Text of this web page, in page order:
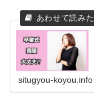
situgyou-koyou.info